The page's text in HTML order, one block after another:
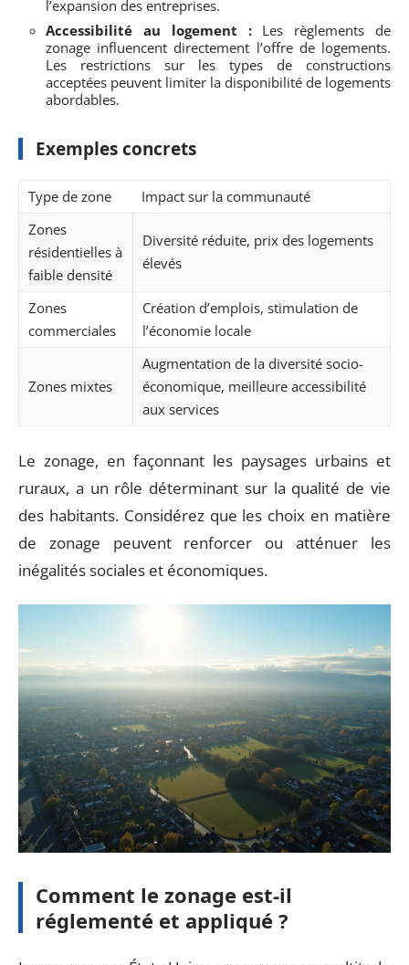
l’expansion des entreprises.
Accessibilité au logement :Les règlements de
zonage influencent directement l’offre de logements.
Les restrictions sur les types de constructions
acceptées peuvent limiter la disponibilité de logements
abordables.
Exemples concrets
Type de zone
Impact sur la communauté
Zones
résidentielles à
faible densité
Diversité réduite, prix des logements
élevés
Zones
commerciales
Création d’emplois, stimulation de
l’économie locale
Zones mixtes
Augmentation de la diversité socio-
économique, meilleure accessibilité
aux services
Le zonage, en façonnant les paysages urbains et
ruraux, a un rôle déterminant sur la qualité de vie
des habitants. Considérez que les choix en matière
de zonage peuvent renforcer ou atténuer les
inégalités sociales et économiques.
Comment le zonage est-il
réglementé et appliqué ?